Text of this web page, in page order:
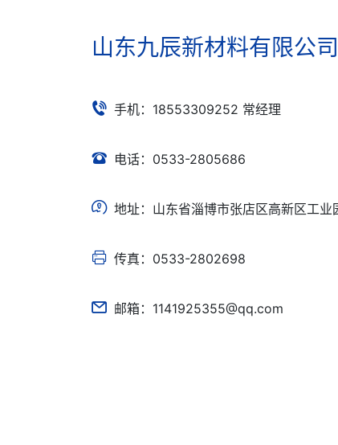
山东九辰新材料有限公司
 手机：18553309252 常经理
 电话：0533-2805686
 地址：山东省淄博市张店区高新区工业
 传真：0533-2802698
 邮箱：1141925355@qq.com